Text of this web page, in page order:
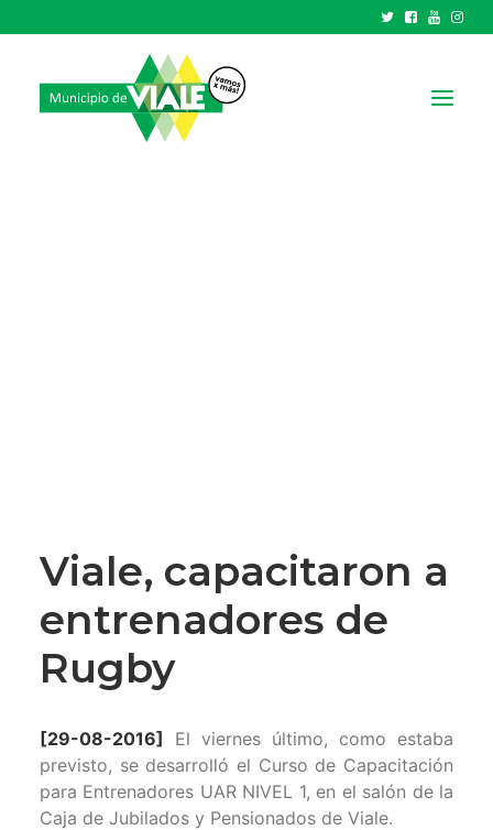
Viale, capacitaron a
entrenadores de
Rugby
[29-08-2016] El viernes último, como estaba
previsto, se desarrolló el Curso de Capacitación
para Entrenadores UAR NIVEL 1, en el salón de la
Caja de Jubilados y Pensionados de Viale.